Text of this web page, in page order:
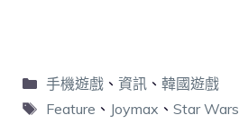
手機遊戲、 資訊、 韓國遊戲
Feature 、 Joymax 、 Star Wars